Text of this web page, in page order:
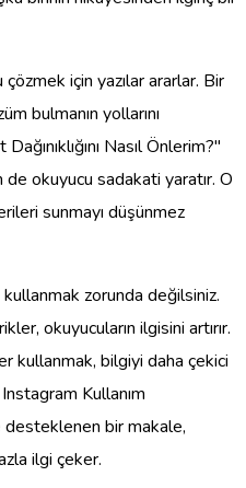
için yazılar ararlar. Bir
bulmanın yollarını
Nasıl Önlerim?"
de okuyucu sadakati yaratır. O
sunmayı düşünmez
kullanmak zorunda değilsiniz.
okuyucuların ilgisini artırır.
kullanmak, bilgiyi daha çekici
Kullanım
bir makale,
ilgi çeker.